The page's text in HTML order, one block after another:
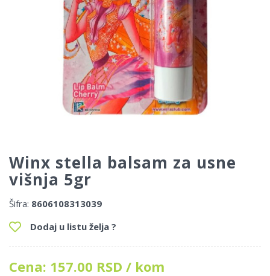
Winx stella balsam za usne
višnja 5gr
Šifra: 8606108313039
Dodaj u listu želja ?
Cena: 157.00 RSD / kom